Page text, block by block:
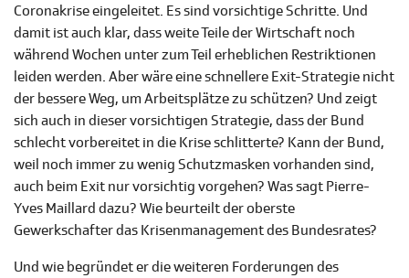
Coronakrise eingeleitet. Es sind vorsichtige Schritte. Und
damit ist auch klar, dass weite Teile der Wirtschaft noch
während Wochen unter zum Teil erheblichen Restriktionen
leiden werden. Aber wäre eine schnellere Exit-Strategie nicht
der bessere Weg, um Arbeitsplätze zu schützen? Und zeigt
sich auch in dieser vorsichtigen Strategie, dass der Bund
schlecht vorbereitet in die Krise schlitterte? Kann der Bund,
weil noch immer zu wenig Schutzmasken vorhanden sind,
auch beim Exit nur vorsichtig vorgehen? Was sagt Pierre-
Yves Maillard dazu? Wie beurteilt der oberste
Gewerkschafter das Krisenmanagement des Bundesrates?
Und wie begründet er die weiteren Forderungen des